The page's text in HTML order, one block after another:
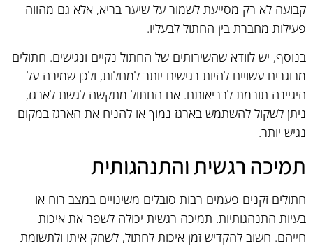
קבועה לא רק מסייעת לשמור על שיער בריא, אלא גם מהווה
פעילות מחברת בין החתול לבעליו.
בנוסף, יש לוודא שהשירותים של החתול נקיים ונגישים. חתולים
מבוגרים עשויים להיות רגישים יותר למחלות, ולכן שמירה על
היגיינה תורמת לבריאותם. אם החתול מתקשה לגשת לארגז,
ניתן לשקול להשתמש בארגז נמוך או להניח את הארגז במקום
נגיש יותר.
תמיכה רגשית והתנהגותית
חתולים זקנים פעמים רבות סובלים משינויים במצב רוח או
בעיות התנהגותיות. תמיכה רגשית יכולה לשפר את איכות
חייהם. חשוב להקדיש זמן איכות לחתול, לשחק איתו ולתשומת